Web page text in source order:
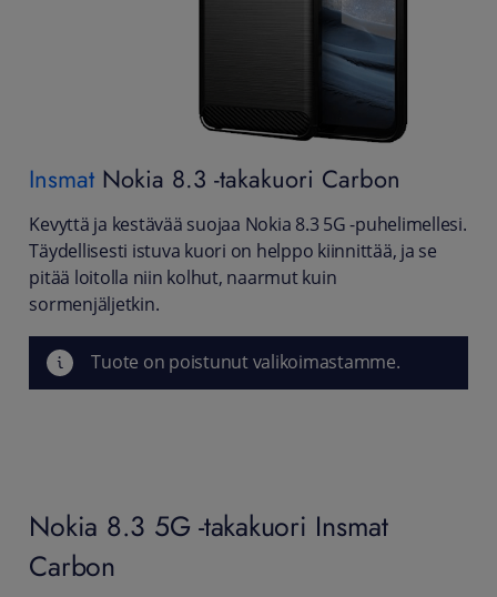
Insmat Nokia 8.3 -takakuori Carbon
Kevyttä ja kestävää suojaa Nokia 8.3 5G -puhelimellesi.
Täydellisesti istuva kuori on helppo kiinnittää, ja se
pitää loitolla niin kolhut, naarmut kuin
sormenjäljetkin.
Tuote on poistunut valikoimastamme.
Nokia 8.3 5G -takakuori Insmat
Carbon